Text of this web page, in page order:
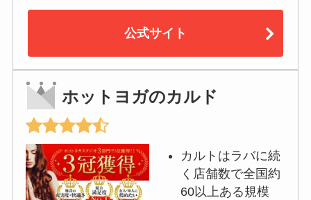
公式サイト
ホットヨガのカルド
カルトはラバに続
く店舗数で全国約
60以上ある規模